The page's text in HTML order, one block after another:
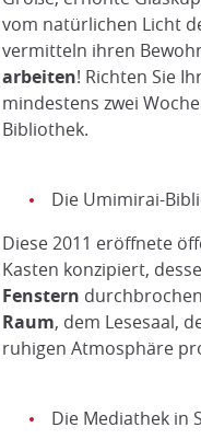
vom natürlichen Licht
vermitteln ihren
arbeiten! Richten Sie
mindestens zwei
Bibliothek.
Die Umimirai-
Diese 2011 eröffnete
Kasten konzipiert,
Fenstern
Raum, dem Lesesaal,
ruhigen Atmosphäre
Die Mediathek in
Die Umimirai-Bibliothek in